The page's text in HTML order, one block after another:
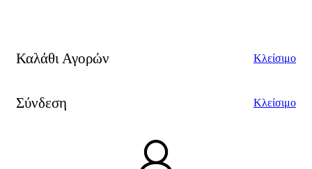
Καλάθι Αγορών Κλείσιμο
Σύνδεση Κλείσιμο